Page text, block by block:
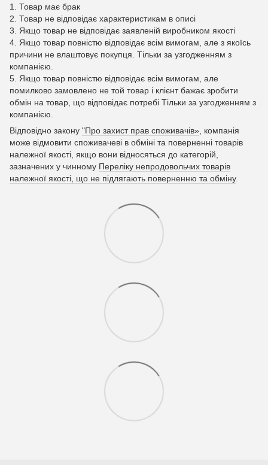
1. Товар має брак
2. Товар не відповідає характеристикам в описі
3. Якщо товар не відповідає заявленій виробником якості
4. Якщо товар повністю відповідає всім вимогам, але з якоїсь
причини не влаштовує покупця. Тільки за узгодженням з
компанією.
5. Якщо товар повністю відповідає всім вимогам, але
помилково замовлено не той товар і клієнт бажає зробити
обмін на товар, що відповідає потребі Тільки за узгодженням з
компанією.
Відповідно закону "Про захист прав споживачів» , компанія
може відмовити споживачеві в обміні та поверненні товарів
належної якості, якщо вони відносяться до категорій,
зазначених у чинному Переліку непродовольчих товарів
належної якості, що не підлягають поверненню та обміну.